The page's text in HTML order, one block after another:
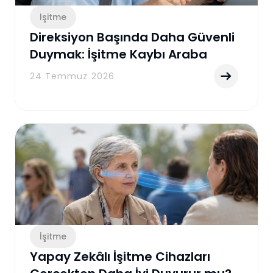
İşitme
Direksiyon Başında Daha Güvenli
Duymak: İşitme Kaybı Araba
Kullanırken Nelere Yol Açabilir?
24 Temmuz 2026
İşitme
Yapay Zekâlı İşitme Cihazları